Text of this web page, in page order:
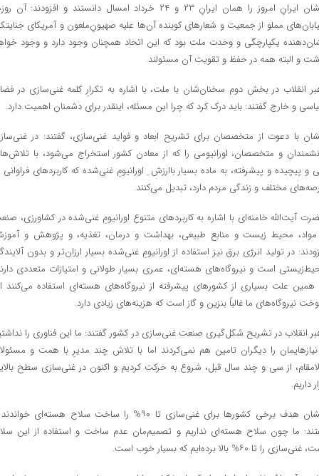
ایشان ایرانِ امروز را همان ایرانِ‌ ۲۳ و ۲۴ خرداد امسال دانستند و افزودند: آن
مملو از جمعیت و شعارهای کوبنده آن‌ها علیه صهیونِ‌ملعون و آمریکای
یکپارچگی و وحدت ملت بود که این اتحاد همچنان وجود دارد و وجود
و البته همه در حفظ و تقویت آن مسئولند.
انقلاب در بخش دوم سخنان‌شان با ملت،‌ با اشاره به تکرارِ کلمه غنی‌سازی در
و خارج گفتند: باید درک کرد که چرا این مسئله، اینقدر برای دشمنان اهمیت دارد.
با دعوت از متخصصان برای تشریح ابعاد و فواید غنی‌سازی، گفتند: در
و متخصصان، اورانیومی را که از معادن کشور استخراج می‌شود، با
و پیچیده و پیشرفته، به ماده بسیار باارزش ِ اورانیومِ‌ غنی‌شده که کاربردهای فراوانی
مختلف و زندگی مردم دارد، ‌تبدیل می‌کنند.
آیت‌الله خامنه‌ای با اشاره به کاربردهای متنوع اورانیومِ غنی‌شده در کشاورزی،
محیط زیست و منابع طبیعی،‌ بهداشت و درمان،‌ تغذیه، و پژوهش و
در تولید انرژی برق نیز استفاده از اورانیومِ غنی‌شده بسیار ارزان‌تر و بدون
است و نیروگاه‌های هسته‌ای، عمری بسیار طولانی و امتیازات متعددی
همین علت بسیاری از کشورهای پیشرفته از نیروگاه‌های هسته‌ای استفاده می‌کنند
نیروگاه‌های ما غالباً بنزین و گاز است که هزینه‌های زیادی دارد.
انقلاب در تشریح شکل‌گیری صنعت غنی‌سازی در کشور گفتند: ما این فناوری را
را دیگران تامین هم نمی‌کردند اما با تلاش چند مدیرِ با همت و
از سی و چند سال قبل،‌ شروع به حرکت کردیم و اکنون در غنی‌سازی سطح
داریم.
ایشان هدف برخی کشورها برای غنی‌سازی تا ۹۰% را ساخت سلاح هسته‌ای
ما چون سلاح هسته‌ای نداریم و تصمیم‌مان عدم ساخت و استفاده از این
را تا ۶۰% بالا برده‌ایم که بسیار خوب است.